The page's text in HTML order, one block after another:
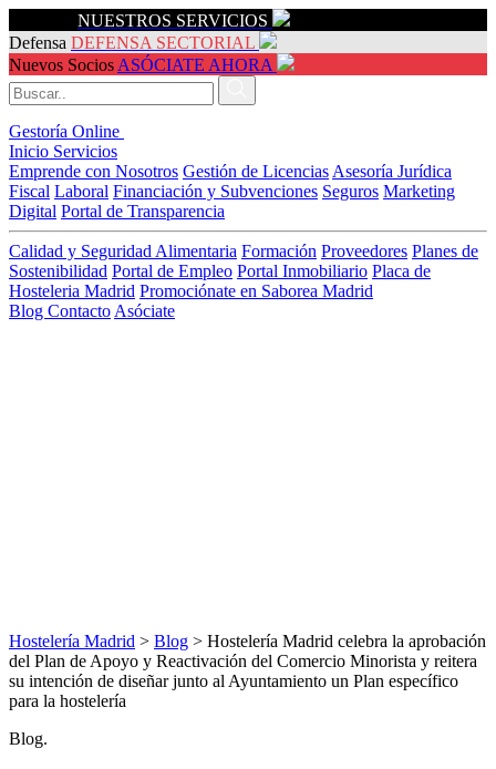
NUESTROS SERVICIOS
Defensa DEFENSA SECTORIAL
Nuevos Socios ASÓCIATE AHORA
Gestoría Online
Inicio Servicios
Emprende con Nosotros Gestión de Licencias Asesoría Jurídica
Fiscal Laboral Financiación y Subvenciones Seguros Marketing
Digital Portal de Transparencia
Calidad y Seguridad Alimentaria Formación Proveedores Planes de
Sostenibilidad Portal de Empleo Portal Inmobiliario Placa de
Hosteleria Madrid Promociónate en Saborea Madrid
Blog Contacto Asóciate
Hostelería Madrid > Blog > Hostelería Madrid celebra la aprobación
del Plan de Apoyo y Reactivación del Comercio Minorista y reitera
su intención de diseñar junto al Ayuntamiento un Plan específico
para la hostelería
Blog.